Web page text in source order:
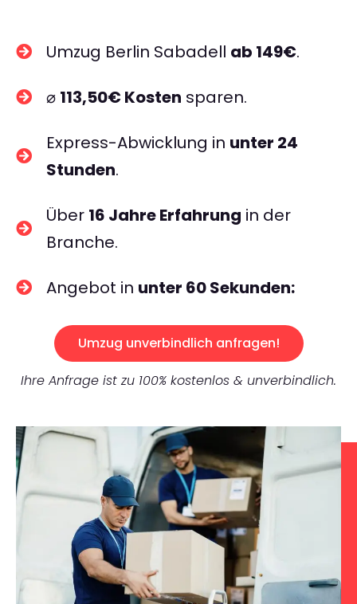
Umzug Berlin Sabadell ab 149€.
⌀ 113,50€ Kosten sparen.
Express-Abwicklung in unter 24
Stunden.
Über 16 Jahre Erfahrung in der
Branche.
Angebot in unter 60 Sekunden:
Umzug unverbindlich anfragen!
Ihre Anfrage ist zu 100% kostenlos & unverbindlich.